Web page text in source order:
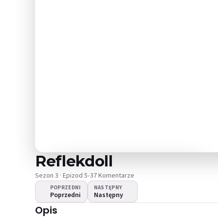
Nie można odtworzyć
Reflekdoll
Sezon 3 · Epizod 5•37 Komentarze
POPRZEDNI
Poprzedni
NASTĘPNY
Następny
Opis